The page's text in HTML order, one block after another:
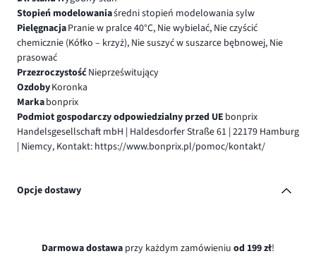
Stopień modelowaniaśredni stopień modelowania sylw
PielęgnacjaPranie w pralce 40°C, Nie wybielać, Nie czyścić
chemicznie (Kółko – krzyż), Nie suszyć w suszarce bębnowej, Nie
prasować
PrzezroczystośćNieprześwitujący
OzdobyKoronka
Markabonprix
Podmiot gospodarczy odpowiedzialny przed UE bonprix
Handelsgesellschaft mbH | Haldesdorfer Straße 61 | 22179 Hamburg
| Niemcy, Kontakt: https://www.bonprix.pl/pomoc/kontakt/
Opcje dostawy
Darmowa dostawa przy każdym zamówieniu od 199 zł!